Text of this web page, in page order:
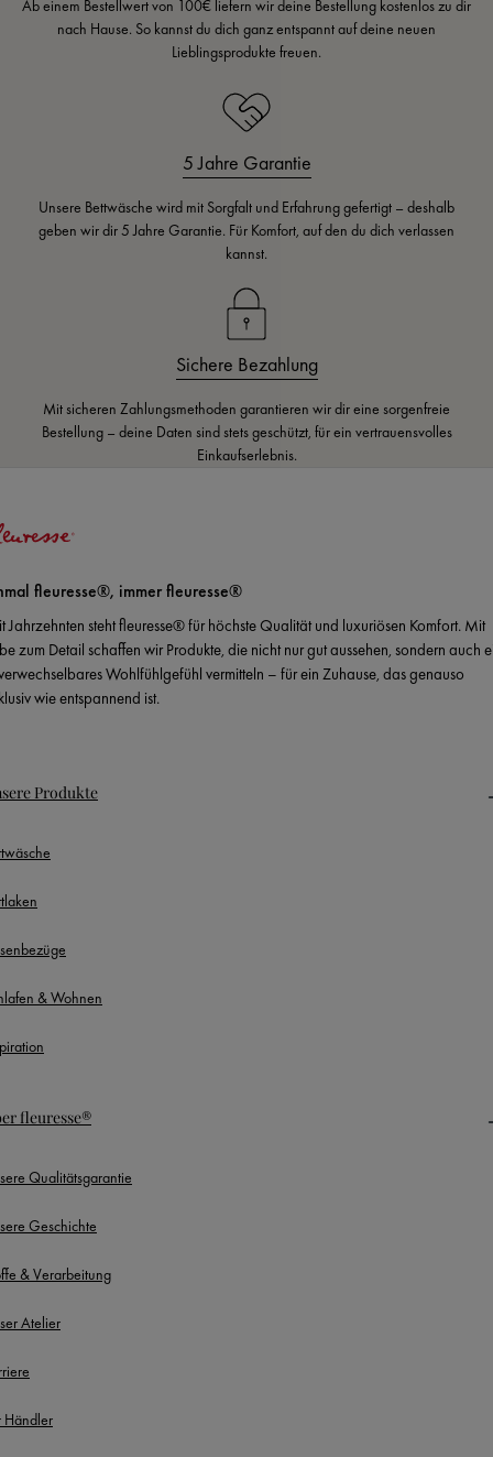
Ab einem Bestellwert von 100€ liefern wir deine Bestellung kostenlos zu dir
nach Hause. So kannst du dich ganz entspannt auf deine neuen
Lieblingsprodukte freuen.
5 Jahre Garantie
Unsere Bettwäsche wird mit Sorgfalt und Erfahrung gefertigt – deshalb
geben wir dir 5 Jahre Garantie. Für Komfort, auf den du dich verlassen
kannst.
Sichere Bezahlung
Mit sicheren Zahlungsmethoden garantieren wir dir eine sorgenfreie
Bestellung – deine Daten sind stets geschützt, für ein vertrauensvolles
Einkaufserlebnis.
fleuresse®, immer fleuresse®
Jahrzehnten steht fleuresse® für höchste Qualität und luxuriösen Komfort. Mit
zum Detail schaffen wir Produkte, die nicht nur gut aussehen, sondern auch
Wohlfühlgefühl vermitteln – für ein Zuhause, das genauso
wie entspannend ist.
Produkte
& Wohnen
fleuresse®
Qualitätsgarantie
Geschichte
& Verarbeitung
Atelier
Händler